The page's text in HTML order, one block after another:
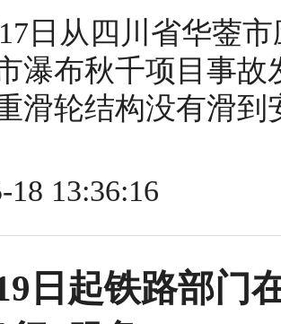
日从四川省华蓥
瀑布秋千项目事
滑轮结构没有滑
18 13:36:16
日起铁路部门